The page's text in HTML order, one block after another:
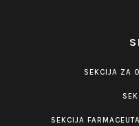
SEKCIJA ZA
SEKCIJA